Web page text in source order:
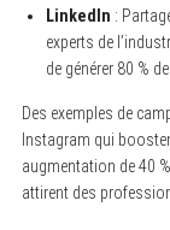
LinkedIn :
experts de
de générer 80 %
Des exemples de
Instagram qui
augmentation de 40
attirent des